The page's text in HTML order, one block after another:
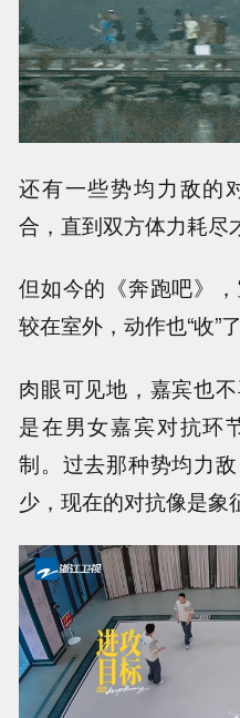
还有一些势均力敌的
合，直到双方体力耗尽
但如今的《奔跑吧》
较在室外，动作也“收”了
肉眼可见地，嘉宾也
是在男女嘉宾对抗环
制。过去那种势均力
少，现在的对抗像是象